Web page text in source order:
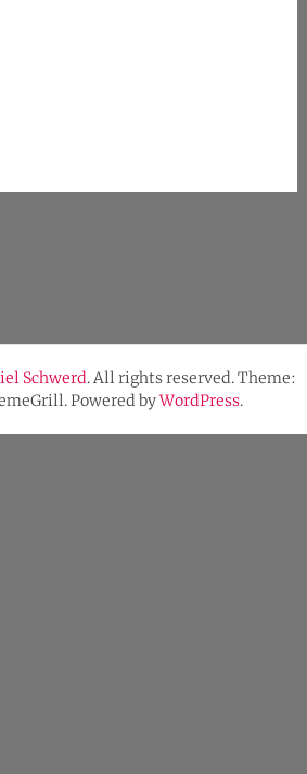
Schwerd. All rights reserved. Theme:
Powered byWordPress.